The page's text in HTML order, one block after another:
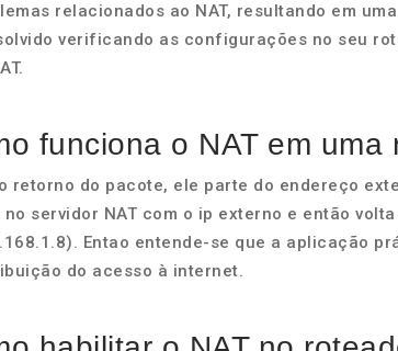
relacionados ao NAT, resultando em
verificando as configurações no seu
funciona o NAT em uma
retorno do pacote, ele parte do endereço
no servidor NAT com o ip externo e então
Entao entende-se que a aplicação
do acesso à internet.